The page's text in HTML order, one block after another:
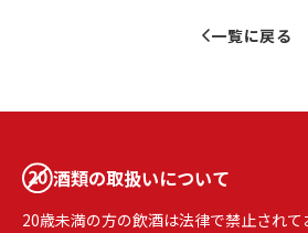
一覧に戻る
酒類の取扱いについて
20歳未満の方の飲酒は法律で禁止され